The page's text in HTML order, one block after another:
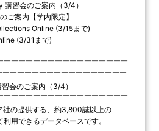
習会のご案内（3/4）
ご案内【学内限定】
Online (3/15まで)
(3/31まで)
￣￣￣￣￣￣￣￣￣￣￣￣￣￣￣￣
￣￣￣￣￣￣￣￣￣￣￣￣￣￣￣￣
会のご案内（3/4）
￣￣￣￣￣￣￣￣￣￣￣￣￣￣￣￣
の提供する、約3,800誌以上の
用できるデータベースです。